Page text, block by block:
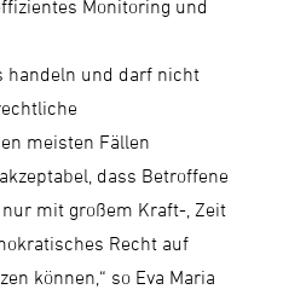
Monitoring und
handeln und darf nicht
meisten Fällen
dass Betroffene
mit großem Kraft-, Zeit
Recht auf
können,“ so Eva Maria